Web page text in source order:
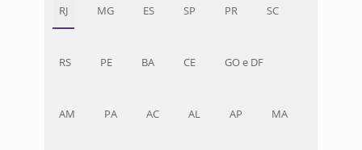
RJ MG ES SP PR SC
RS PE BA CE GO e DF
AM PA AC AL AP MA